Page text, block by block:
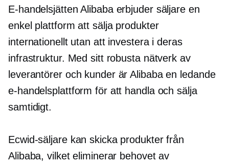
E-handelsjätten Alibaba erbjuder säljare en
enkel plattform att sälja produkter
internationellt utan att investera i deras
infrastruktur. Med sitt robusta nätverk av
leverantörer och kunder är Alibaba en ledande
e-handelsplattform för att handla och sälja
samtidigt.
Ecwid-säljare kan skicka produkter från
Alibaba, vilket eliminerar behovet av